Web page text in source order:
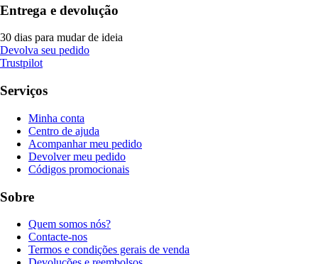
Entrega e devolução
30 dias para mudar de ideia
Devolva seu pedido
Trustpilot
Serviços
Minha conta
Centro de ajuda
Acompanhar meu pedido
Devolver meu pedido
Códigos promocionais
Sobre
Quem somos nós?
Contacte-nos
Termos e condições gerais de venda